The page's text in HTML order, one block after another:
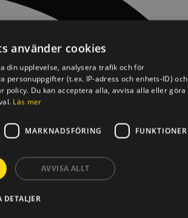
använder cookies
din upplevelse, analysera trafik och för
personuppgifter (t.ex. IP-adress och enhets-ID) och
Du kan acceptera alla, avvisa alla eller göra
Läs mer
MARKNADSFÖRING FUNKTIONER
AVVISA ALLT
DETALJER